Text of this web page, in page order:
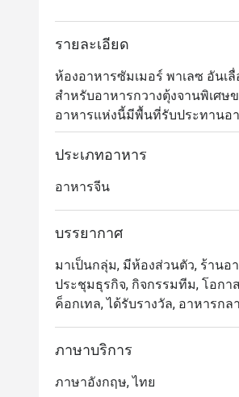
รายละเอียด
ห้องอาหารซัมเมอร์ พาเลซ อันเ
สำหรับอาหารกวางตุ้งจานพิเศ
อาหารแห่งนี้มีพื้นที่รับประทานอ
อาหารส่วนตัวที่ตกแต่งอย่างหรูห
บรรยากาศที่มีชีวิตชีวาและน่ารื่น
ซัมเมอร์ พาเลซ ได้รับการยกย่อ
สำหรับติ่มซำ อาหารจีน และโอ
ถึงอาหารทะเลสดระดับพรีเมียม
・Summer Palace @
ของโรงแรมอินเตอร์คอนติเนนตั
ตำรวจ และศาลมหาพรหมเอรา
ครอบครัวและการฉลองในโอกา
เฉพาะซัมเมอร์ พาเลซ เมนูห้าม
ประเภทอาหาร
อาหารจีน
บรรยากาศ
มาเป็นกลุ่ม, มีห้องส่วนตัว, ร้านอ
ประชุมธุรกิจ, กิจกรรมทีม, โอกา
ค็อกเทล, ได้รับรางวัล, อาหารกล
ภาษาบริการ
ภาษาอังกฤษ, ไทย